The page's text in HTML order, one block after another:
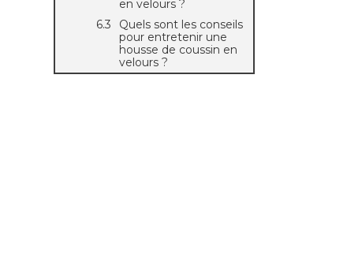
en velours ?
Quels sont les conseils
pour entretenir une
housse de coussin en
velours ?